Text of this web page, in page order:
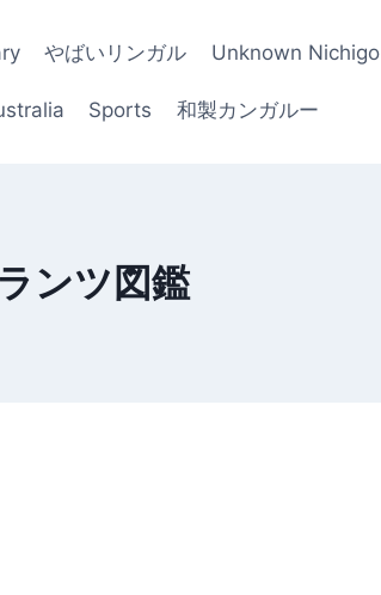
やばいリンガル Unknown Nichigo
Sports 和製カンガルー
ンツ図鑑